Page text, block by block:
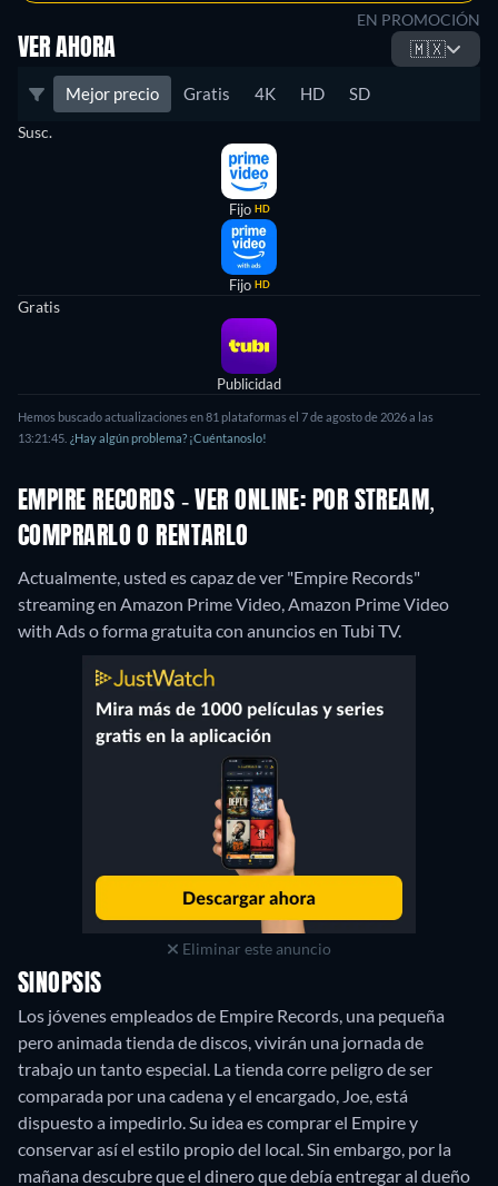
EN PROMOCIÓN
VER AHORA 🇲🇽
Mejor precio Gratis 4K HD SD
Susc.
Fijo HD
Fijo HD
Gratis
Publicidad
Hemos buscado actualizaciones en 81 plataformas el 7 de agosto de 2026 a las
13:21:45. ¿Hay algún problema? ¡Cuéntanoslo!
EMPIRE RECORDS - VER ONLINE: POR STREAM,
COMPRARLO O RENTARLO
Actualmente, usted es capaz de ver "Empire Records"
streaming en Amazon Prime Video, Amazon Prime Video
with Ads o forma gratuita con anuncios en Tubi TV.
Eliminar este anuncio
SINOPSIS
Los jóvenes empleados de Empire Records, una pequeña
pero animada tienda de discos, vivirán una jornada de
trabajo un tanto especial. La tienda corre peligro de ser
comparada por una cadena y el encargado, Joe, está
dispuesto a impedirlo. Su idea es comprar el Empire y
conservar así el estilo propio del local. Sin embargo, por la
mañana descubre que el dinero que debía entregar al dueño